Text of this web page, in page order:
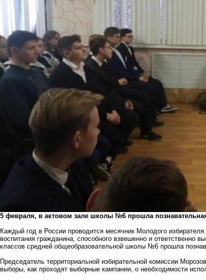
5 февраля, в актовом зале школы №6 прошла
Каждый год в России проводится месячник Молодого
воспитания гражданина, способного взвешенно и ответственно
классов средней общеобразовательной школы №6 прошла
Председатель территориальной избирательной комиссии
выборы, как проходят выборные кампании, о необходимости